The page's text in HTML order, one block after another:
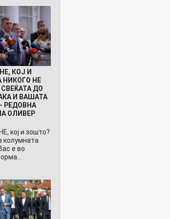
КОЈ И
НИКОГО НЕ
ДО
И ВАШАТА
РЕДОВНА
ОЛИВЕР
кој и зошто?
колумната
е во